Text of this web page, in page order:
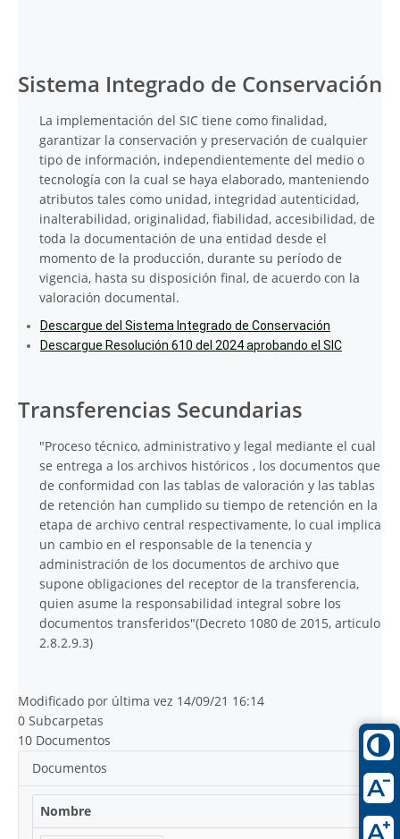
Sistema Integrado de Conservación
La implementación del SIC tiene como finalidad,
garantizar la conservación y preservación de cualquier
tipo de información, independientemente del medio o
tecnología con la cual se haya elaborado, manteniendo
atributos tales como unidad, integridad autenticidad,
inalterabilidad, originalidad, fiabilidad, accesibilidad, de
toda la documentación de una entidad desde el
momento de la producción, durante su período de
vigencia, hasta su disposición final, de acuerdo con la
valoración documental.
Descargue del Sistema Integrado de Conservación
Descargue Resolución 610 del 2024 aprobando el SIC
Transferencias Secundarias
"Proceso técnico, administrativo y legal mediante el cual
se entrega a los archivos históricos , los documentos que
de conformidad con las tablas de valoración y las tablas
de retención han cumplido su tiempo de retención en la
etapa de archivo central respectivamente, lo cual implica
un cambio en el responsable de la tenencia y
administración de los documentos de archivo que
supone obligaciones del receptor de la transferencia,
quien asume la responsabilidad integral sobre los
documentos transferidos"(Decreto 1080 de 2015, articulo
2.8.2.9.3)
Modificado por última vez 14/09/21 16:14
0 Subcarpetas
10 Documentos
Documentos
Nombre